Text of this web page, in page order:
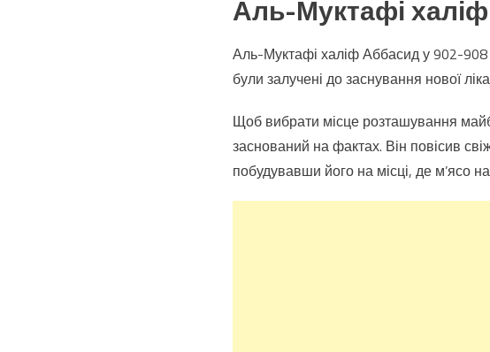
Аль-Муктафі
Аль-Муктафі халіф Аббасид у 902-908
були залучені до заснування нової
Щоб вибрати місце розташування
заснований на фактах. Він повісив
побудувавши його на місці, де м’ясо